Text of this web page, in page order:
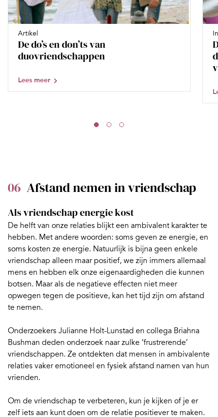
Artikel
De do’s en don’ts van
duovriendschappen
Lees meer
06 Afstand nemen in vriendschap
Als vriendschap energie kost
De helft van onze relaties blijkt een ambivalent karakterte
hebben. Met andere woorden: soms geven ze energie, en
soms kosten ze energie. Natuurlijk is bijna geen enkele
vriendschap alleen maar positief, we zijn immers allemaal
mens en hebben elk onze eigenaardigheden die kunnen
botsen. Maar als de negatieve effecten niet meer
opwegen tegen de positieve, kan het tijd zijn om afstand
te nemen.
Onderzoekers Julianne Holt-Lunstad en collega Briahna
Bushman deden onderzoek naar zulke ‘frustrerende’
vriendschappen. Ze ontdekten dat mensen in ambivalente
relaties vaker emotioneel en fysiek afstand namen van hun
vrienden.
Om de vriendschap te verbeteren, kun je kijken of je er
zelf iets aan kunt doen om de relatie positiever te maken.